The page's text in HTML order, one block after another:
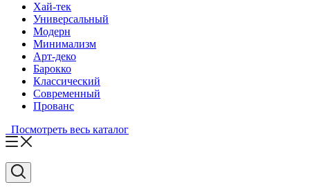
Хай-тек
Универсальный
Модерн
Минимализм
Арт-деко
Барокко
Классический
Современный
Прованс
Посмотреть весь каталог